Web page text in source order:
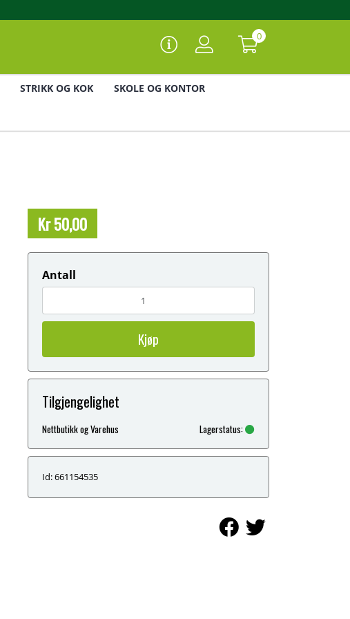
0
STRIKK OG KOK SKOLE OG KONTOR
Kr 50,00
Antall
Kjøp
Tilgjengelighet
Nettbutikk og Varehus Lagerstatus:
Id: 661154535